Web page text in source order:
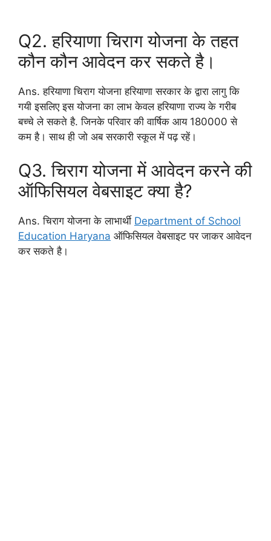
Q2. हरियाणा चिराग योजना के तहत
कौन कौन आवेदन कर सकते है।
Ans. हरियाणा चिराग योजना हरियाणा सरकार के द्वारा लागु कि
गयी इसलिए इस योजना का लाभ केवल हरियाणा राज्य के गरीब
बच्चे ले सकते है. जिनके परिवार की वार्षिक आय 180000 से
कम है। साथ ही जो अब सरकारी स्कूल में पढ़ रहें।
Q3. चिराग योजना में आवेदन करने की
ऑफिसियल वेबसाइट क्या है?
Ans. चिराग योजना के लाभार्थी Department of School
Education Haryana ऑफिसियल वेबसाइट पर जाकर आवेदन
कर सकते है।